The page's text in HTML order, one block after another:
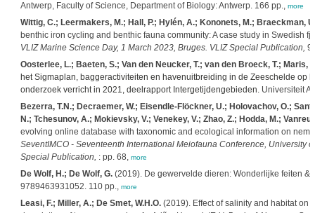
Antwerp, Faculty of Science, Department of Biology: Antwerp. 166 pp., more
Wittig, C.; Leermakers, M.; Hall, P.; Hylén, A.; Kononets, M.; Braeckman,
benthic iron cycling and benthic fauna community: A case study in Swedish
VLIZ Marine Science Day, 1 March 2023, Bruges. VLIZ Special Publication,
Oosterlee, L.; Baeten, S.; Van den Neucker, T.; van den Broeck, T.; Maris,
het Sigmaplan, baggeractiviteiten en havenuitbreiding in de Zeeschelde op
onderzoek verricht in 2021, deelrapport Intergetijdengebieden. Universiteit
Bezerra, T.N.; Decraemer, W.; Eisendle-Flöckner, U.; Holovachov, O.;
N.; Tchesunov, A.; Mokievsky, V.; Venekey, V.; Zhao, Z.; Hodda, M.;
evolving online database with taxonomic and ecological information on
SeventIMCO - Seventeenth International Meiofauna Conference, University
Special Publication, : pp. 68, more
De Wolf, H.; De Wolf, G.(2019). De gewervelde dieren: Wonderlijke feiten &
9789463931052. 110 pp., more
Leasi, F.; Miller, A.; De Smet, W.H.O.(2019). Effect of salinity and habitat on